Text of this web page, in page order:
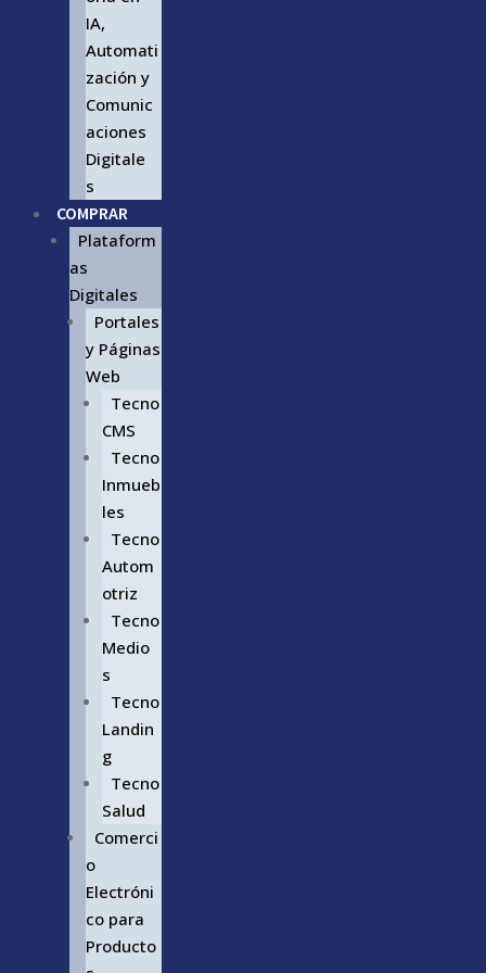
IA,
Automati
zación y
Comunic
aciones
Digitale
s
COMPRAR
Plataform
as
Digitales
Portales
y Páginas
Web
Tecno
CMS
Tecno
Inmueb
les
Tecno
Autom
otriz
Tecno
Medio
s
Tecno
Landin
g
Tecno
Salud
Comerci
o
Electróni
co para
Producto